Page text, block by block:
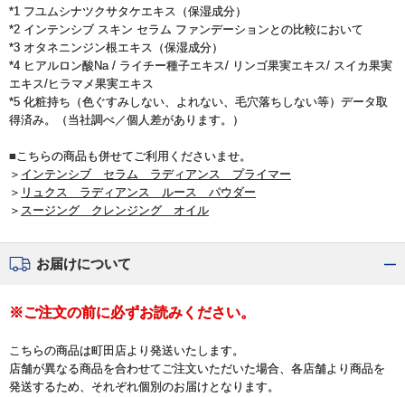
*1 フユムシナツクサタケエキス（保湿成分）
*2 インテンシブ スキン セラム ファンデーションとの比較において
*3 オタネニンジン根エキス（保湿成分）
*4 ヒアルロン酸Na / ライチー種子エキス/ リンゴ果実エキス/ スイカ果実
エキス/ヒラマメ果実エキス
*5 化粧持ち（色ぐすみしない、よれない、毛穴落ちしない等）データ取
得済み。（当社調べ／個人差があります。）
■こちらの商品も併せてご利用くださいませ。
＞ インテンシブ セラム ラディアンス プライマー
＞ リュクス ラディアンス ルース パウダー
＞ スージング クレンジング オイル
お届けについて
※ご注文の前に必ずお読みください。
こちらの商品は町田店より発送いたします。
店舗が異なる商品を合わせてご注文いただいた場合、各店舗より商品を
発送するため、それぞれ個別のお届けとなります。